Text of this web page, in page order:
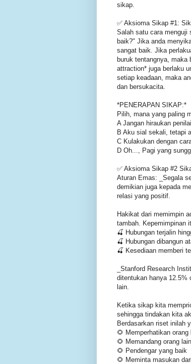
sikap.
✅ Aksioma Sikap #1:
Salah satu cara menguji
baik?" Jika anda
sangat baik. Jika
buruk tentangnya,
attraction* juga berlaku
setiap keadaan, maka
dan bersukacita.
*PENERAPAN SIKAP:*
Pilih, mana yang paling
A Jangan hiraukan
B Aku sial sekali, tetapi
C Kulakukan dengan
D Oh..., Pagi yang
✅ Aksioma Sikap #2
Aturan Emas: _Segala
demikian juga kepada
relasi yang positif.
Hakikat dari memimpin
tambah. Kepemimpinan
🍒 Hubungan terjalin
🍒 Hubungan dibangun
🍒 Kesediaan memberi
_Stanford Research
ditentukan hanya 12.5%
lain.
Ketika sikap kita
sehingga tindakan kita
Berdasarkan riset inilah
🌻 Memperhatikan orang
🌻 Memandang orang
🌻 Pendengar yang baik
🌻 Meminta masukan